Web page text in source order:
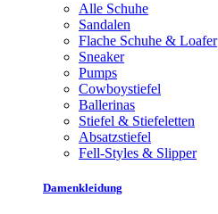
Alle Schuhe
Sandalen
Flache Schuhe & Loafer
Sneaker
Pumps
Cowboystiefel
Ballerinas
Stiefel & Stiefeletten
Absatzstiefel
Fell-Styles & Slipper
Damenkleidung